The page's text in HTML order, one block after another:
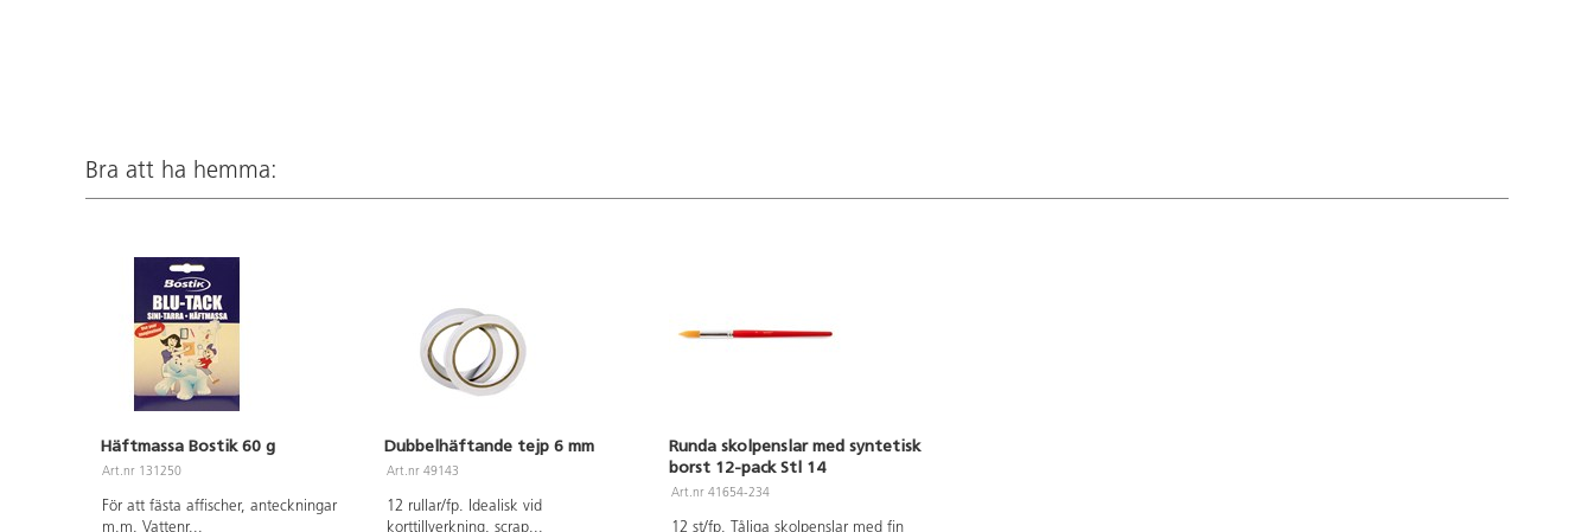
Bra att ha hemma:
Häftmassa Bostik 60 g
Art.nr 131250
För att fästa affischer, anteckningar
m.m. Vattenr...
Dubbelhäftande tejp 6 mm
Art.nr 49143
12 rullar/fp. Idealisk vid
korttillverkning, scrap...
Runda skolpenslar med syntetisk
borst 12-pack Stl 14
Art.nr 41654-234
12 st/fp. Tåliga skolpenslar med fin